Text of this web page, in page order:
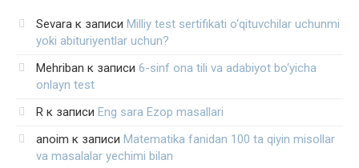
Sevara к записи Milliy test sertifikati o‘qituvchilar uchunmi
yoki abituriyentlar uchun?
Mehriban к записи 6-sinf ona tili va adabiyot bo‘yicha
onlayn test
R к записи Eng sara Ezop masallari
anoim к записи Matematika fanidan 100 ta qiyin misollar
va masalalar yechimi bilan